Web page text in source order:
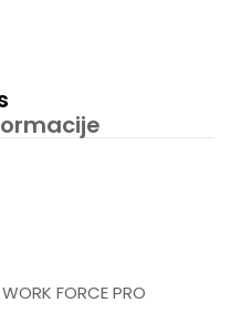
WORK FORCE PRO